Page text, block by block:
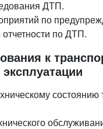
ДТП.
по
отчетности по ДТП.
к
состоянию